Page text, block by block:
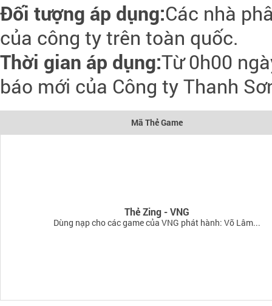
Đối tượng áp dụng:Các nhà
của công ty trên toàn quốc.
Thời gian áp dụng:Từ 0h00
báo mới của Công ty Thanh
Mã Thẻ Game
Thẻ Zing - VNG
Dùng nạp cho các game của VNG phát hành: Võ Lâm...